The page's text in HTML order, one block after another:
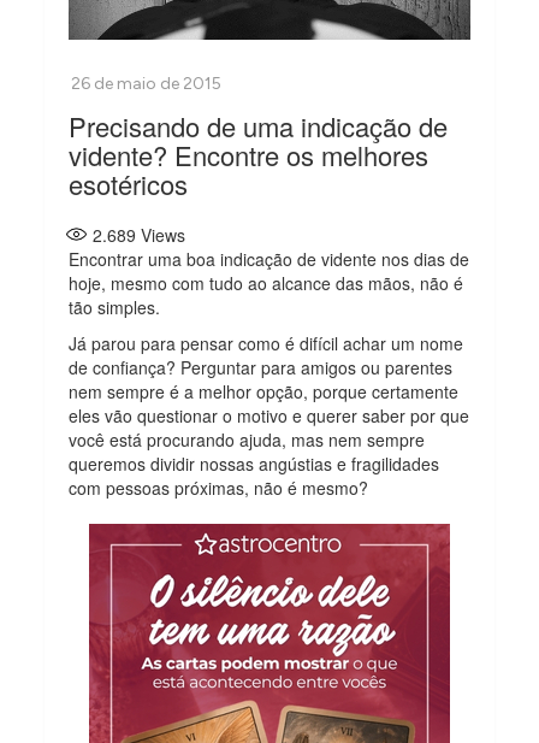
Precisando de uma indicação de
vidente? Encontre os melhores
esotéricos
2.689 Views
Encontrar uma boa indicação de vidente nos dias de
hoje, mesmo com tudo ao alcance das mãos, não é
tão simples.
Já parou para pensar como é difícil achar um nome
de confiança? Perguntar para amigos ou parentes
nem sempre é a melhor opção, porque certamente
eles vão questionar o motivo e querer saber por que
você está procurando ajuda, mas nem sempre
queremos dividir nossas angústias e fragilidades
com pessoas próximas, não é mesmo?